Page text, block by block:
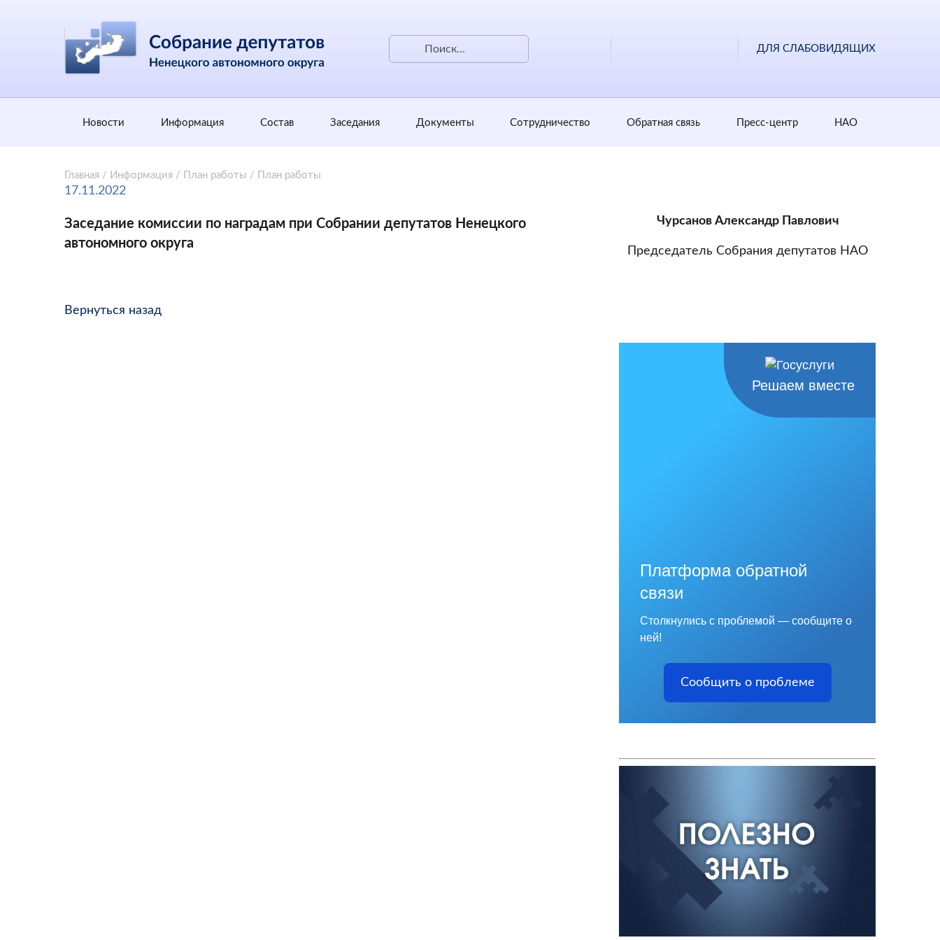
ДЛЯ СЛАБОВИДЯЩИХ
Новости Информация Состав Заседания Документы Сотрудничество Обратная cвязь Пресс-центр НАО
Главная / Информация / План работы / План работы
17.11.2022
Заседание комиссии по наградам при Собрании депутатов Ненецкого
автономного округа
Вернуться назад
Чурсанов Александр Павлович
Председатель Собрания депутатов НАО
Решаем вместе
Платформа обратной
связи
Столкнулись с проблемой — сообщите о
ней!
Сообщить о проблеме